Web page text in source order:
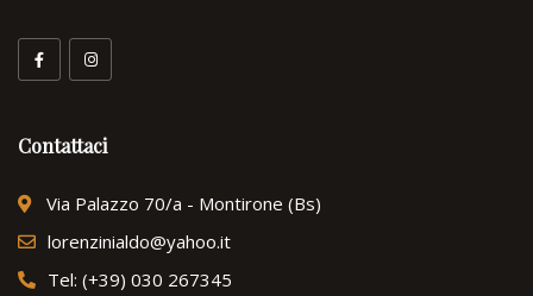
Contattaci
Via Palazzo 70/a - Montirone (Bs)
lorenzinialdo@yahoo.it
Tel: (+39) 030 267345